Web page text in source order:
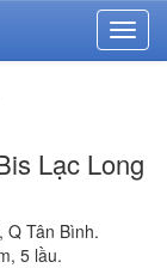
Lạc Long
Q Tân Bình.
5 lầu.